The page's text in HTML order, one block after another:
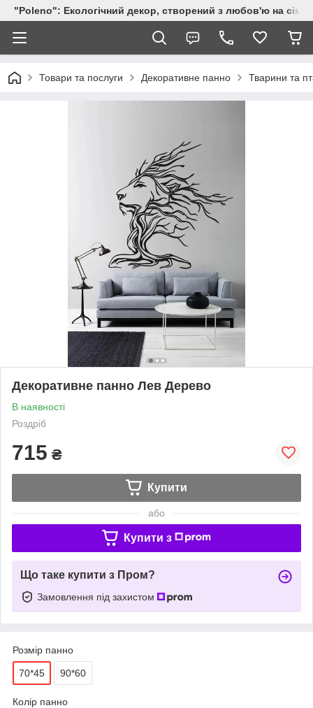
"Poleno": Екологічний декор, створений з любов'ю на
Товари та послуги Декоративне панно Тварини та
Декоративне панно Лев Дерево
В наявності
Роздріб
715 ₴
Купити
або
Купити з
Що таке купити з Пром?
Замовлення під захистом
Розмір панно
70*45 90*60
Колір панно